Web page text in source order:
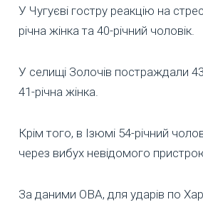
У Чугуєві гостру реакцію на
річна жінка та 40-річний чоловік.
У селищі Золочів постраждали
41-річна жінка.
Крім того, в Ізюмі 54-річний
через вибух невідомого
За даними ОВА, для ударів по